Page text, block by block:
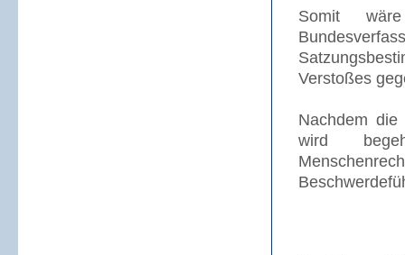
Somit
Verstoßes
Nachdem die
wird